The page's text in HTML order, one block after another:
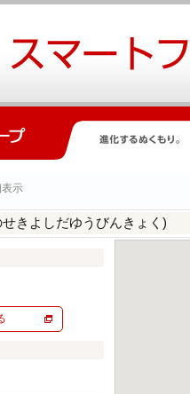
示
きよしだゆうびんきょく)